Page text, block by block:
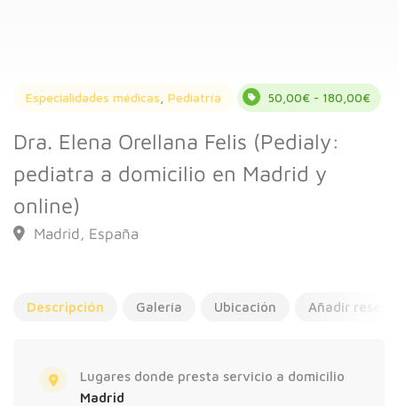
Especialidades médicas Pediatría 50,00€ - 180,00€
Dra. Elena Orellana Felis (Pedialy:
pediatra a domicilio en Madrid y
online)
Madrid, España
Descripción Galería Ubicación Añadir reseña
Lugares donde presta servicio a domicilio
Madrid